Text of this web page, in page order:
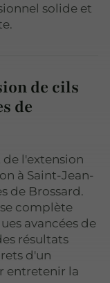
solide et
de cils
de
l'extension
à Saint-Jean-
de Brossard.
complète
avancées de
résultats
d'un
entretenir la